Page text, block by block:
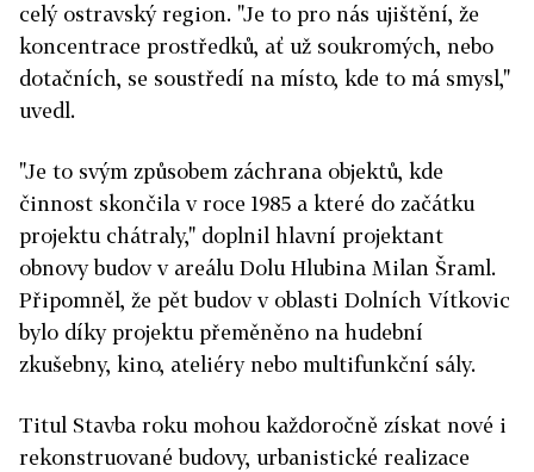
celý ostravský region. "Je to pro nás ujištění, že
koncentrace prostředků, ať už soukromých, nebo
dotačních, se soustředí na místo, kde to má smysl,"
uvedl.
"Je to svým způsobem záchrana objektů, kde
činnost skončila v roce 1985 a které do začátku
projektu chátraly," doplnil hlavní projektant
obnovy budov v areálu Dolu Hlubina Milan Šraml.
Připomněl, že pět budov v oblasti Dolních Vítkovic
bylo díky projektu přeměněno na hudební
zkušebny, kino, ateliéry nebo multifunkční sály.
Titul Stavba roku mohou každoročně získat nové i
rekonstruované budovy, urbanistické realizace